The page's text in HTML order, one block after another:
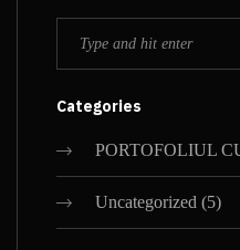
Categories
PORTOFOLIUL
Uncategorized (5)